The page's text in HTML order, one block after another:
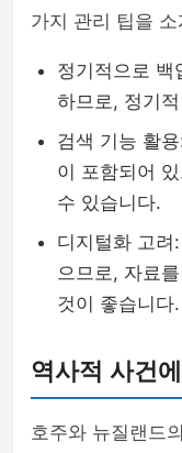
가지 관리 팁을
정기적으로 백
하므로, 정기
검색 기능 활
이 포함되어
수 있습니다.
디지털화 고려
으므로, 자료
것이 좋습니다.
역사적 사건
호주와 뉴질랜드